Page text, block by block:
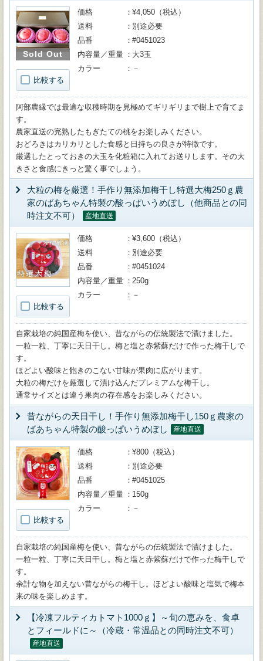
Sold Out
比較する
価格
¥4,050（税込）
送料
別途必要
品番
#0451023
内容量／重量
大3玉
カラー
－
阿部農縁では最適な収穫時期を見極めてギリギリまで樹上で育てま
す。
農家直送の完熟したもぎたての桃をお楽しみください。
おどろきはカリカリとした食感と日持ちの良さが特徴です。
厳選したとっておきの大玉を化粧箱に入れてお送りします。その大
きさと食感にきっと驚く事でしょう。
大粒の梅を厳選！手作り無添加梅干し特選大梅250ｇ農
家のばあちゃん特製の酸っぱいうめぼし（他商品との同
時注文不可）
産地直送
比較する
価格
¥3,600（税込）
送料
別途必要
品番
#0451024
内容量／重量
250g
カラー
－
自家栽培の純国産梅を使い、昔ながらの伝統製法で漬けました。
一粒一粒、丁寧に天日干し。梅と塩と赤紫蘇だけで作った梅干しで
す。
ほどよい酸味と飽きのこない甘味が果肉に広がります。
大粒の梅だけを厳選して漬け込んだプレミアムな梅干し。
通常サイズとは違う果肉の存在感をお楽しみください。
昔ながらの天日干し！手作り無添加梅干し150ｇ農家の
ばあちゃん特製の酸っぱいうめぼし
産地直送
比較する
価格
¥800（税込）
送料
別途必要
品番
#0451025
内容量／重量
150g
カラー
－
自家栽培の純国産梅を使い、昔ながらの伝統製法で漬けました。
一粒一粒、丁寧に天日干し。梅と塩と赤紫蘇だけで作った梅干しで
す。
余計な物を加えない昔ながらの梅干し。ほどよい酸味と塩気で梅本
来の味を楽しめます。
【冷凍フルティカトマト1000ｇ】～旬の恵みを、食卓
とフィールドに～（冷蔵・常温品との同時注文不可）
産地直送